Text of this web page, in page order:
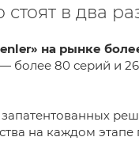
стоят в два
на рынке
более 80 серий и
запатентованных
на каждом этапе